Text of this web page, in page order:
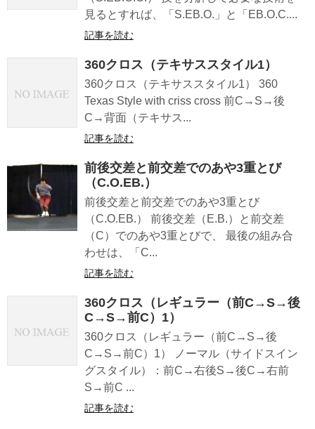
見るとすれば、「S.EB.O.」と「EB.O.C....
記事を読む
360クロス（テキサススタイル1）
360クロス（テキサススタイル1） 360
Texas Style with criss cross 前C→S→後
C→背面（テキサス...
記事を読む
前後交差と前交差でのあや3重とび
（C.O.EB.）
前後交差と前交差でのあや3重とび
（C.O.EB.） 前後交差（E.B.）と前交差
（C）でのあや3重とびで、 最後の組み合
わせは、「C...
記事を読む
360クロス（レギュラー（前C→S→後
C→S→前C）1）
360クロス（レギュラー（前C→S→後
C→S→前C）1） ノーマル（サイドスイン
グスタイル）：前C→右後S→後C→右前
S→前C ...
記事を読む